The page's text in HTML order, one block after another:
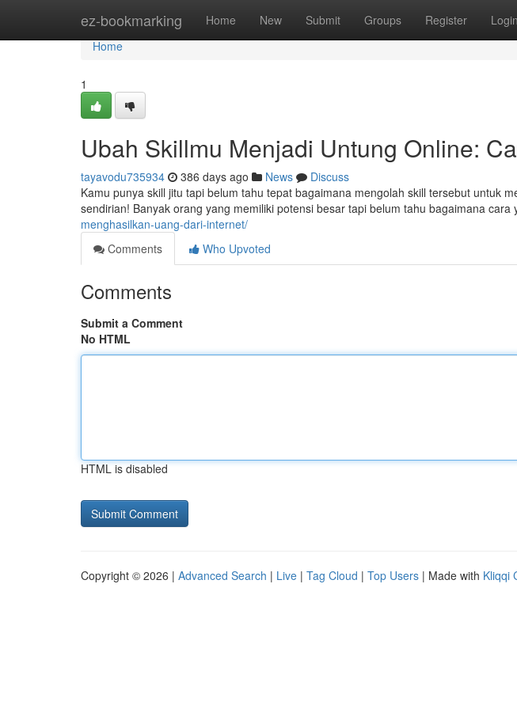
ez-bookmarking Home New Submit Groups Register Login
Home
Home
1
Ubah Skillmu Menjadi Untung Online:
tayavodu735934 386 days ago News
Discuss
Kamu punya skill jitu tapi belum tahu tepat bagaimana mengolah skill tersebut untuk
sendirian! Banyak orang yang memiliki potensi besar tapi belum tahu bagaimana cara
menghasilkan-uang-dari-internet/
Comments
Who Upvoted
Comments
Submit a Comment
No HTML
HTML is disabled
Copyright © 2026 | Advanced Search | Live | Tag Cloud | Top Users | Made with Kliqqi